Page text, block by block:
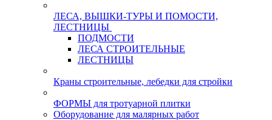
ЛЕСА, ВЫШКИ-ТУРЫ И ПОМОСТИ,
ЛЕСТНИЦЫ
ПОДМОСТИ
ЛЕСА СТРОИТЕЛЬНЫЕ
ЛЕСТНИЦЫ
Краны строительные, лебедки для стройки
ФОРМЫ для тротуарной плитки
Оборудование для малярных работ